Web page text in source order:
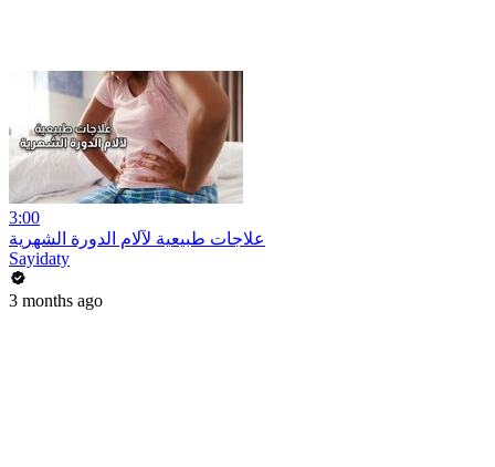
3:00
علاجات طبيعية لآلام الدورة الشهرية
Sayidaty
3 months ago